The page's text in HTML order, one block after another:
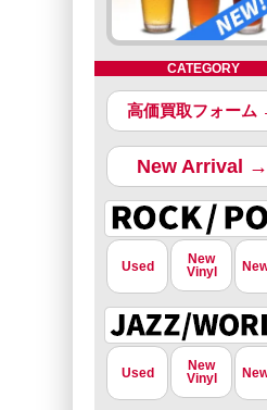
CATEGORY
高価買取フォーム
New Arrival →
Used
New
Vinyl
Used
New
Vinyl